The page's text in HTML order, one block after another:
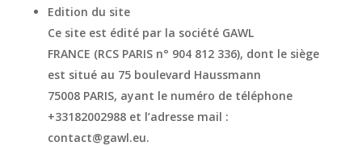
Edition du site
Ce site est édité par la société GAWL
FRANCE (RCS PARIS n° 904 812 336), dont le siège
est situé au 75 boulevard Haussmann
75008PARIS, ayant le numéro de téléphone
+33182002988 et l’adresse mail :
contact@gawl.eu.